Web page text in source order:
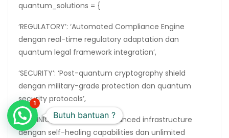
quantum_solutions = {
‘REGULATORY’: ‘Automated Compliance Engine
dengan real-time regulatory adaptation dan
quantum legal framework integration’,
‘SECURITY’: ‘Post-quantum cryptography shield
dengan military-grade protection dan quantum
security protocols’,
‘TECHNICAL’: ‘Quantum-enhanced infrastructure
dengan self-healing capabilities dan unlimited
1
Butuh bantuan ?